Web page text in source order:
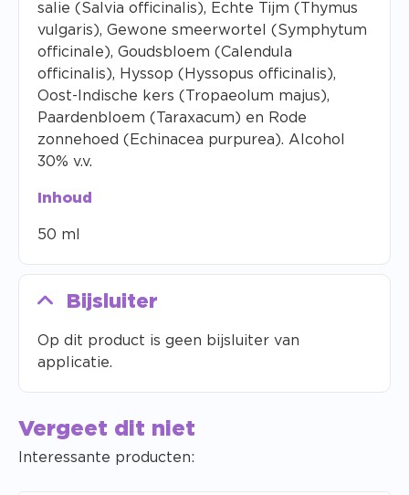
salie (Salvia officinalis), Echte Tijm (Thymus
vulgaris), Gewone smeerwortel (Symphytum
officinale), Goudsbloem (Calendula
officinalis), Hyssop (Hyssopus officinalis),
Oost-Indische kers (Tropaeolum majus),
Paardenbloem (Taraxacum) en Rode
zonnehoed (Echinacea purpurea). Alcohol
30% v.v.
Inhoud
50 ml
Bijsluiter
Op dit product is geen bijsluiter van
applicatie.
Vergeet dit niet
Interessante producten: